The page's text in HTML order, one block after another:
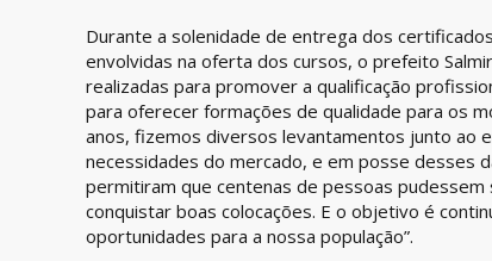
Durante a solenidade de entrega dos
envolvidas na oferta dos cursos, o prefeito
realizadas para promover a qualificação
para oferecer formações de qualidade para os
anos, fizemos diversos levantamentos junto ao
necessidades do mercado, e em posse desses
permitiram que centenas de pessoas
conquistar boas colocações. E o objetivo é
oportunidades para a nossa população”.